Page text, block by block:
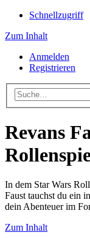
Schnellzugriff
Zum Inhalt
Anmelden
Registrieren
Revans
In dem Star Wars
Faust tauchst du ein
dein Abenteuer im
Zum Inhalt